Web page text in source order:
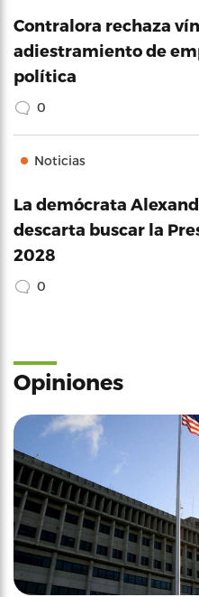
Contralora rechaza
adiestramiento de
política
0
Noticias
La demócrata
descarta buscar la
2028
0
Opiniones